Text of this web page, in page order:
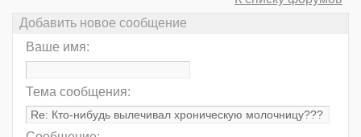
Добавить новое сообщение
Ваше имя:
Тема сообщения: